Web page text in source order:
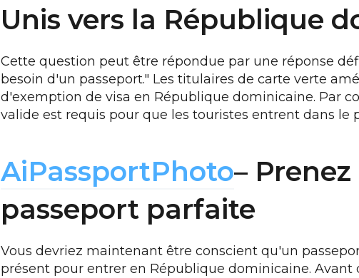
Unis vers la République
Cette question peut être répondue par une réponse
besoin d'un passeport." Les titulaires de carte verte
d'exemption de visa en République dominicaine. Par
valide est requis pour que les touristes entrent dans le
AiPassportPhoto–
passeport parfaite
Vous devriez maintenant être conscient qu'un
présent pour entrer en République dominicaine. Avant